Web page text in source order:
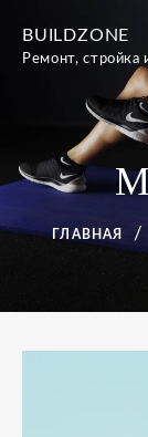
содержимому
BUILDZONE
Ремонт,
ГЛАВНАЯ